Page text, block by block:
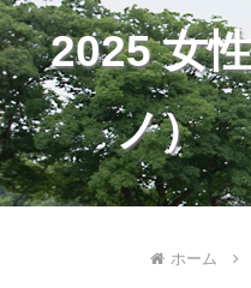
2025 女
ノ）
ホーム